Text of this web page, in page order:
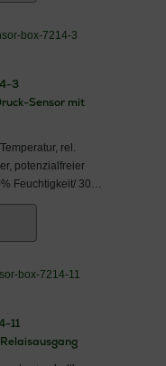
3
Sensor mit
rel.
potenzialfreier
Feuchtigkeit/ 300-
11